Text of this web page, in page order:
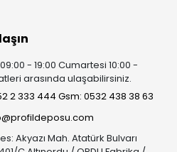
- 19:00 Cumartesi 10:00 -
arasında ulaşabilirsiniz.
2 333 444 Gsm: 0532 438 38 63
Akyazı Mah. Atatürk Bulvarı